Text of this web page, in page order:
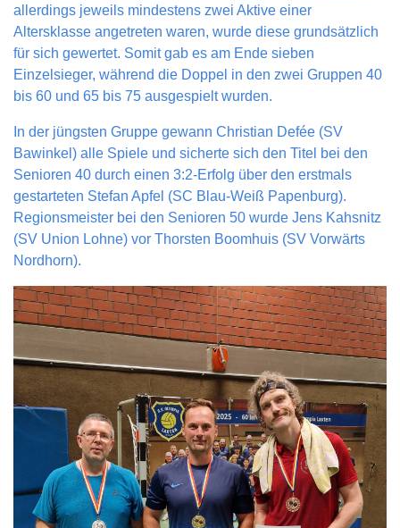
allerdings jeweils mindestens zwei Aktive einer
Altersklasse angetreten waren, wurde diese grundsätzlich
für sich gewertet. Somit gab es am Ende sieben
Einzelsieger, während die Doppel in den zwei Gruppen 40
bis 60 und 65 bis 75 ausgespielt wurden.
In der jüngsten Gruppe gewann Christian Defée (SV
Bawinkel) alle Spiele und sicherte sich den Titel bei den
Senioren 40 durch einen 3:2-Erfolg über den erstmals
gestarteten Stefan Apfel (SC Blau-Weiß Papenburg).
Regionsmeister bei den Senioren 50 wurde Jens Kahsnitz
(SV Union Lohne) vor Thorsten Boomhuis (SV Vorwärts
Nordhorn).